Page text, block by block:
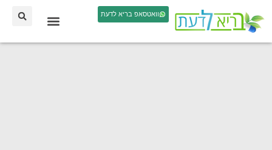
וואטסאפ בריא לדעת